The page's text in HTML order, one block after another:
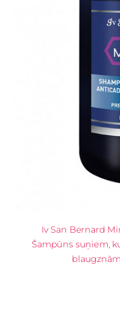
Iv San Bernard
Šampūns suņiem,